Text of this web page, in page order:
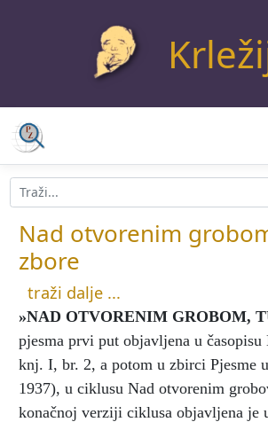
Nad otvorenim
zbore
traži dalje ...
»NAD OTVORENIM GROBOM,
pjesma prvi put objavljena u časopisu
knj. I, br. 2, a potom u zbirci Pjesme
1937), u ciklusu Nad otvorenim
konačnoj verziji ciklusa objavljena je